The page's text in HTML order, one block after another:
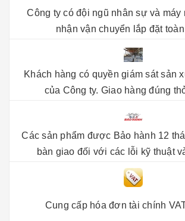
Công ty có đội ngũ nhân sự và máy
nhận vận chuyển lắp đặt
Khách hàng có quyền giám sát sản
của Công ty. Giao hàng đúng
Các sản phẩm được Bảo hành 12
bàn giao đối với các lỗi kỹ thuật
Cung cấp hóa đơn tài chính